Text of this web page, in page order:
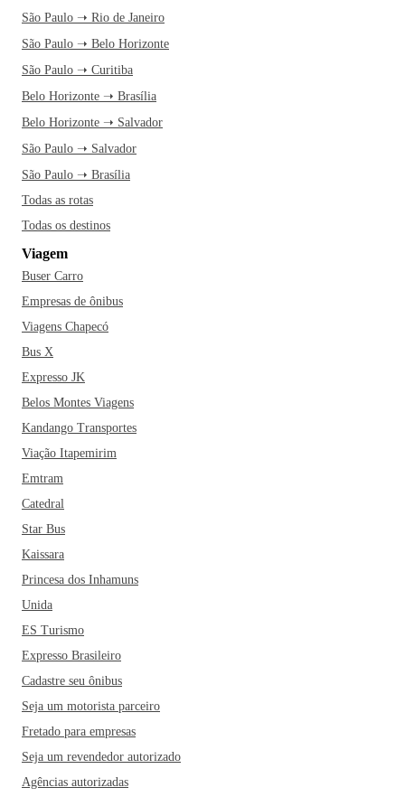
São Paulo ➝ Rio de Janeiro
São Paulo ➝ Belo Horizonte
São Paulo ➝ Curitiba
Belo Horizonte ➝ Brasília
Belo Horizonte ➝ Salvador
São Paulo ➝ Salvador
São Paulo ➝ Brasília
Todas as rotas
Todas os destinos
Viagem
Buser Carro
Empresas de ônibus
Viagens Chapecó
Bus X
Expresso JK
Belos Montes Viagens
Kandango Transportes
Viação Itapemirim
Emtram
Catedral
Star Bus
Kaissara
Princesa dos Inhamuns
Unida
ES Turismo
Expresso Brasileiro
Cadastre seu ônibus
Seja um motorista parceiro
Fretado para empresas
Seja um revendedor autorizado
Agências autorizadas